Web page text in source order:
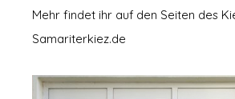
Mehr findet ihr auf den Seiten des
Samariterkiez.de